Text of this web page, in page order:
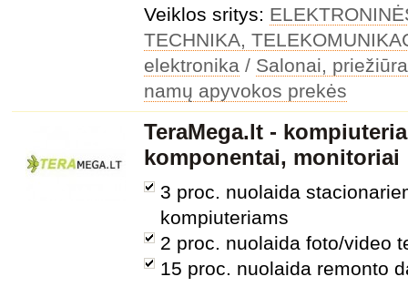
Veiklos sritys:
TECHNIKA,
elektronika / Salonai,
namų apyvokos prekės
TeraMega.lt -
komponentai, monitoriai
3 proc. nuolaida
kompiuteriams
2 proc. nuolaida foto/video
15 proc. nuolaida remonto